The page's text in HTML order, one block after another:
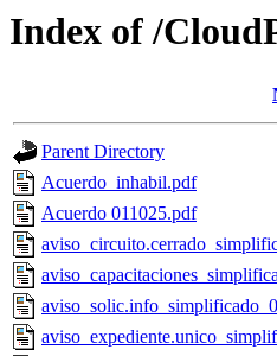
Index of /
Parent Directory
Acuerdo_inhabil.pdf
Acuerdo 011025.pdf